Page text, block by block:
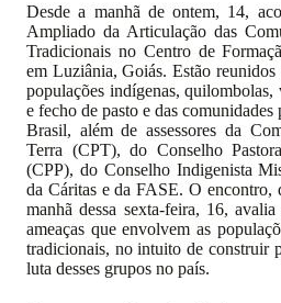
Desde a manhã de ontem, 14,
Ampliado da Articulação das
Tradicionais no Centro de
em Luziânia, Goiás. Estão reunidos
populações indígenas, quilombolas,
e fecho de pasto e das comunidades
Brasil, além de assessores da
Terra (CPT), do Conselho
(CPP), do Conselho Indigenista
da Cáritas e da FASE. O encontro,
manhã dessa sexta-feira, 16,
ameaças que envolvem as
tradicionais, no intuito de construir
luta desses grupos no país.